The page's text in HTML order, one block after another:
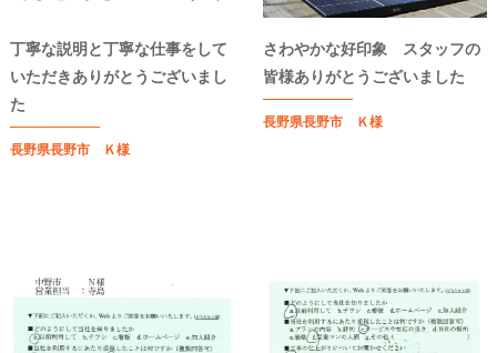
丁寧な説明と丁寧な仕事をして
いただきありがとうございまし
た
長野県長野市 Ｋ様
さわやかな好印象 スタッフの
皆様ありがとうございました
長野県長野市 Ｋ様